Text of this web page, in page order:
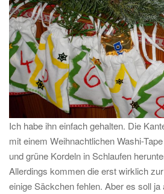
Ich habe ihn einfach gehalten. Die
mit einem Weihnachtlichen Washi-
und grüne Kordeln in Schlaufen
Allerdings kommen die erst wirklich
einige Säckchen fehlen. Aber es soll